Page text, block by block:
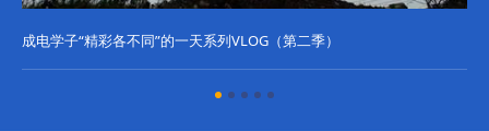
成电学子“精彩各不同”的一天系列VLOG（第二季）